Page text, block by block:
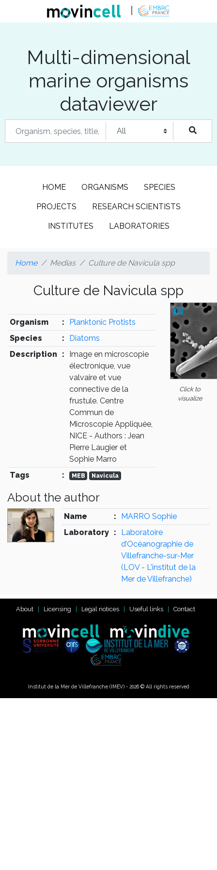
Multi-dimensional
marine organisms
dataviewer
HOME ORGANISMS SPECIES
PROJECTS RESEARCH SCIENTISTS
INSTITUTES LABORATORIES
Home Medias Culture de Navicula spp
Culture de Navicula spp
Organism :
Planktonic Protists
Species
:
Diatoms
Description
:
Image en microscopie
électronique, vue
valvaire et vue
connective de la
frustule. Centre
Commun de
Microscopie Appliquée,
NICE - Authors : Jean
Pierre Laugier et
Sophie Marro
Tags
: MEB Navicula
Click to
visualize
About the author
Name :
MARRO Sophie
Laboratory :
Laboratoire
d’Océanographie de
Villefranche-sur-Mer
(LOV - L'institut de la
Mer de Villefranche)
About Licensing Legal notices Useful links Contact
Institut de la Mer de Villefranche (IMEV) - 2026 © All rights reserved